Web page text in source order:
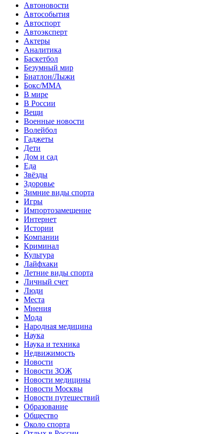
Автоновости
Автособытия
Автоспорт
Автоэксперт
Актеры
Аналитика
Баскетбол
Безумный мир
Биатлон/Лыжи
Бокс/MMA
В мире
В России
Вещи
Военные новости
Волейбол
Гаджеты
Дети
Дом и сад
Еда
Звёзды
Здоровье
Зимние виды спорта
Игры
Импортозамещение
Интернет
Истории
Компании
Криминал
Культура
Лайфхаки
Летние виды спорта
Личный счет
Люди
Места
Мнения
Мода
Народная медицина
Наука
Наука и техника
Недвижимость
Новости
Новости ЗОЖ
Новости медицины
Новости Москвы
Новости путешествий
Образование
Общество
Около спорта